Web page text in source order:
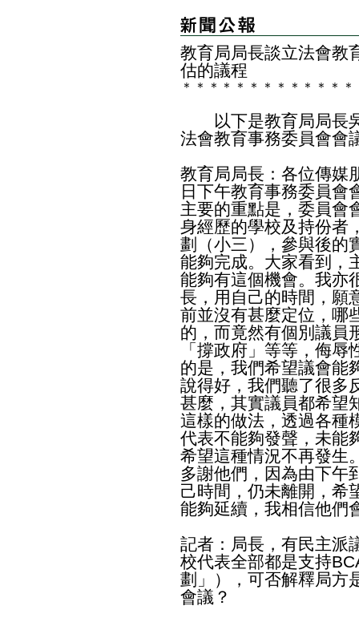
教育局局長談立法會教
估的議程
＊ ＊ ＊ ＊ ＊ ＊ ＊ ＊ ＊ ＊ ＊ ＊ ＊
以下是教育局局長吳
法會教育事務委員會會
教育局局長：各位傳媒
日下午教育事務委員會
主要的重點是，委員會
身經歷的學校及持份者
劃（小三），參與後的
能夠完成。大家看到，
能夠有這個機會。我亦
長，用自己的時間，願
前並沒有甚麼定位，哪
的，而竟然有個別議員
「撐政府」等等，侮
的是，我們希望議會能
說得好，我們聽了很多
甚麼，其實議員都希望
這樣的做法，透過各種
代表不能夠發聲，未能
希望這種情況不再發生
多謝他們，因為由下午
己時間，仍未離開，希
能夠延續，我相信他們
記者：局長，有民主派
校代表全部都是支持
劃」），可否解釋局方
會議？